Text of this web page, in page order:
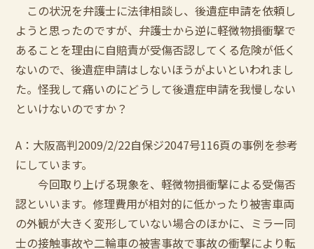
この状況を弁護士に法律相談し、後遺症申請を依頼し
ようと思ったのですが、弁護士から逆に軽微物損衝撃で
あることを理由に自賠責が受傷否認してくる危険が低く
ないので、後遺症申請はしないほうがよいといわれまし
た。怪我して痛いのにどうして後遺症申請を我慢しない
といけないのですか？
A：大阪高判2009/2/22自保ジ2047号116頁の事例を参考
にしています。
今回取り上げる現象を、軽微物損衝撃による受傷否
認といいます。修理費用が相対的に低かったり被害車両
の外観が大きく変形していない場合のほかに、ミラー同
士の接触事故や二輪車の被害事故で事故の衝撃により転